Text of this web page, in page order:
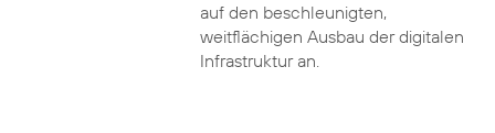
auf den beschleunigten,
weitflächigen Ausbau der digitalen
Infrastruktur an.